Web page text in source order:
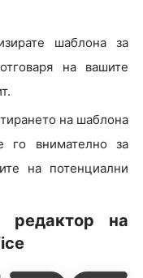
шаблона за
на вашите
на шаблона
го внимателно за
на потенциални
редактор на